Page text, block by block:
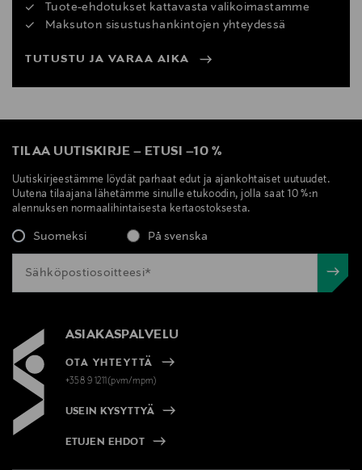
Tuote-ehdotukset kattavasta valikoimastamme
Maksuton sisustushankintojen yhteydessä
TUTUSTU JA VARAA AIKA
TILAA UUTISKIRJE – ETUSI –10 %
Uutiskirjeestämme löydät parhaat edut ja ajankohtaiset uutuudet.
Uutena tilaajana lähetämme sinulle etukoodin, jolla saat 10 %:n
alennuksen normaalihintaisesta kertaostoksesta.
Suomeksi På svenska
ASIAKASPALVELU
OTA YHTEYTTÄ
+358 9 1211(pvm/mpm)
USEIN KYSYTTYÄ
ETUJEN EHDOT